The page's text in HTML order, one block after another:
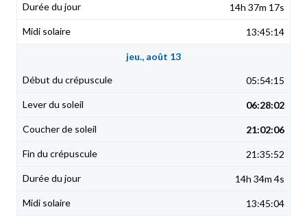
14h 37m 17s
13:45:14
jeu., août 13
05:54:15
06:28:02
21:02:06
21:35:52
14h 34m 4s
13:45:04